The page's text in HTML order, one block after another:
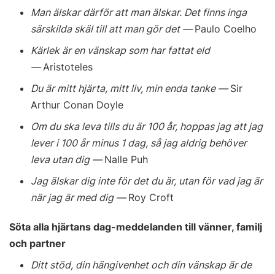
Man älskar därför att man älskar. Det finns inga
särskilda skäl till att man gör det —Paulo Coelho
Kärlek är en vänskap som har fattat eld
—Aristoteles
Du är mitt hjärta, mitt liv, min enda tanke —Sir
Arthur Conan Doyle
Om du ska leva tills du är 100 år, hoppas jag att jag
lever i 100 år minus 1 dag, så jag aldrig behöver
leva utan dig —Nalle Puh
Jag älskar dig inte för det du är, utan för vad jag är
när jag är med dig —Roy Croft
Söta alla hjärtans dag-meddelanden till vänner, familj
och partner
Ditt stöd, din hängivenhet och din vänskap är de